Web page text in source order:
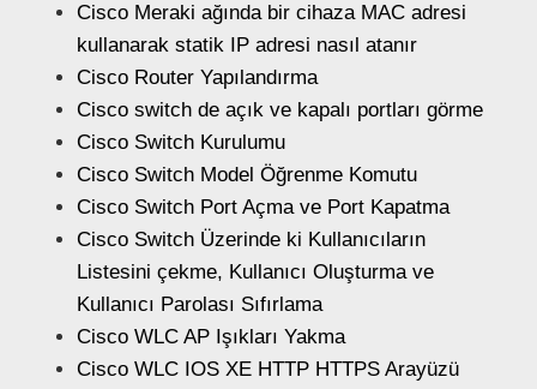
Cisco Meraki ağında bir cihaza MAC adresi
kullanarak statik IP adresi nasıl atanır
Cisco Router Yapılandırma
Cisco switch de açık ve kapalı portları görme
Cisco Switch Kurulumu
Cisco Switch Model Öğrenme Komutu
Cisco Switch Port Açma ve Port Kapatma
Cisco Switch Üzerinde ki Kullanıcıların
Listesini çekme, Kullanıcı Oluşturma ve
Kullanıcı Parolası Sıfırlama
Cisco WLC AP Işıkları Yakma
Cisco WLC IOS XE HTTP HTTPS Arayüzü